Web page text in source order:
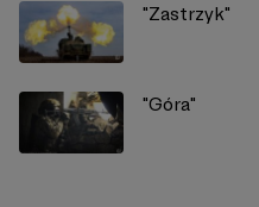
"Zastrzyk"
"Góra"